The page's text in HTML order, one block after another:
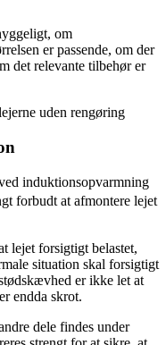
om
er passende, om der
det relevante tilbehør er
uden rengøring
induktionsopvarmning
forbudt at afmontere lejet
lejet forsigtigt belastet,
situation skal forsigtigt
er ikke let at
endda skrot.
dele findes under